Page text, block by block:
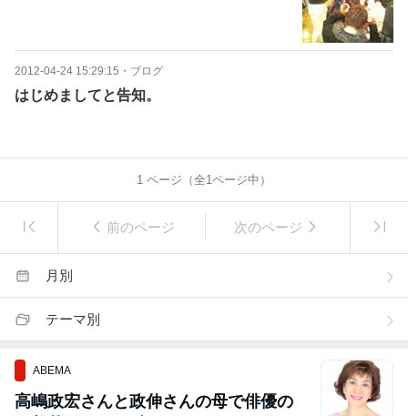
2012-04-24 15:29:15 ・ ブログ
はじめましてと告知。
1 ページ（全1ページ中）
前のページ 次のページ
月別
テーマ別
ABEMA
高嶋政宏さんと政伸さんの母で俳優の